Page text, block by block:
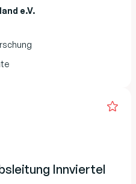
e.V.
Innviertel